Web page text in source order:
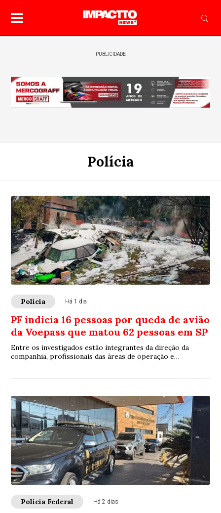
PUBLICIDADE
Polícia
Polícia Há 1 dia
PF indicia 16 pessoas por queda de avião
da Voepass que matou 62 pessoas em SP
Entre os investigados estão integrantes da direção da
companhia, profissionais das áreas de operação e
Polícia Federal Há 2 dias